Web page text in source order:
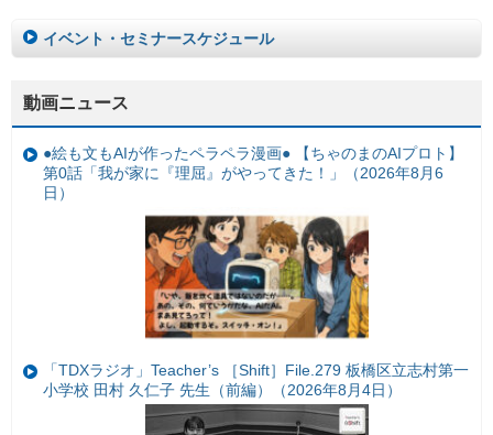
イベント・セミナースケジュール
動画ニュース
●絵も文もAIが作ったペラペラ漫画● 【ちゃのまのAIプロト】
第0話「我が家に『理屈』がやってきた！」（2026年8月6
日）
「TDXラジオ」Teacher’s ［Shift］File.279 板橋区立志村第一
小学校 田村 久仁子 先生（前編）（2026年8月4日）